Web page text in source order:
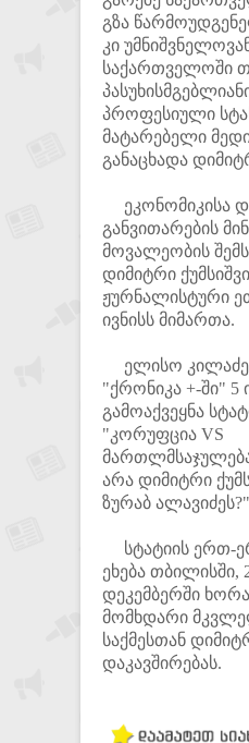
გზა
კი
საქართველოში
პროფესიული
მატარებელი
განაცხადა
ეკონომიკისა
განვითარების
მოვალეობის
დიმიტრი
ჟურნალისტური
ივნისს მიმართა.
ელისო
"ქრონიკა +-ში" 5
გამოაქვეყნა
"კორუფცია VS
არა დიმიტრი
ზურაბ ალავიძეს?"
სტატიის ერთ-
ეხება თბილისში,
დეკემბერში
მომხდარი
საქმესთან
დაკავშირებას.